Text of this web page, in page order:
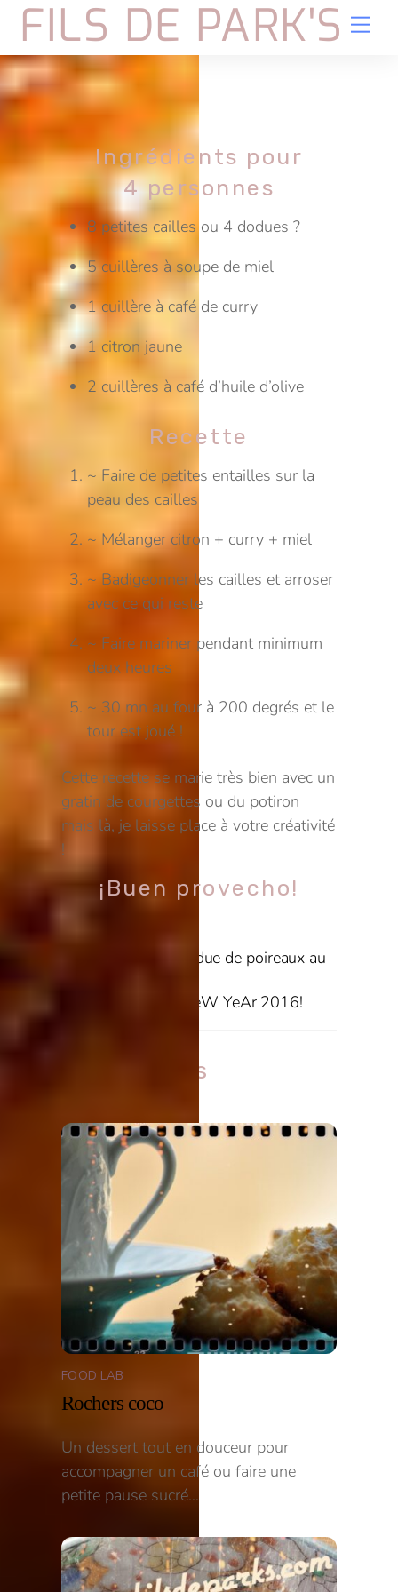
Skip
content
FILS DE PARK'S
Ingrédients pour
4 personnes
8 petites cailles ou 4 dodues ?
5 cuillères à soupe de miel
1 cuillère à café de curry
1 citron jaune
2 cuillères à café d’huile d’olive
Recette
~ Faire de petites entailles sur la
peau des cailles
~ Mélanger citron + curry + miel
~ Badigeonner les cailles et arroser
avec ce qui reste
~ Faire mariner pendant minimum
deux heures
~ 30 mn au four à 200 degrés et le
tour est joué !
Cette recette se marie très bien avec un
gratin de courgettes ou du potiron
mais là, je laisse place à votre créativité
!
¡Buen provecho!
Colin et sa fondue de poireaux au
HappY NeW YeAr 2016!
Related Posts
FOOD LAB
Rochers coco
Un dessert tout en douceur pour
accompagner un café ou faire une
petite pause sucré…